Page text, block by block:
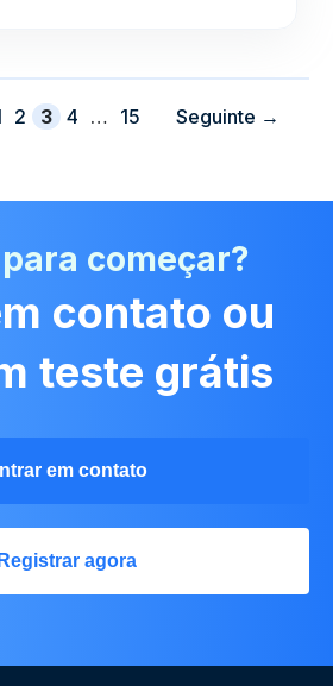
Página
2 Página
3 Página
4 … Página
15 Seguinte →
começar?
contato ou
teste grátis
em contato
Registrar agora